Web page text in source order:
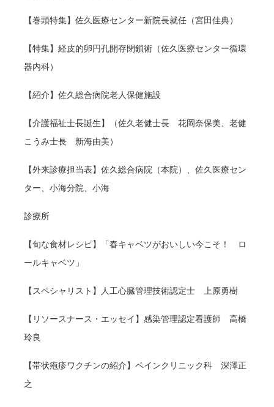
【巻頭特集】佐久医療センター新院長就任（宮田佳典）
【特集】経皮的卵円孔開存閉鎖術（佐久医療センター循環
器内科）
【紹介】佐久総合病院老人保健施設
【介護福祉士長誕生】（佐久老健士長 花岡奈保美、老健
こうみ士長 新海由美）
【外来診療担当表】佐久総合病院（本院）、佐久医療セン
ター、小海分院、小海
診療所
【旬な食材レシピ】「春キャベツがおいしい今こそ！ ロ
ールキャベツ」
【スペシャリスト】人工心臓管理技術認定士 上原勇樹
【リソースナース・エッセイ】感染管理認定看護師 高橋
玲良
【帯状疱疹ワクチンの紹介】ペインクリニック科 深澤正
之